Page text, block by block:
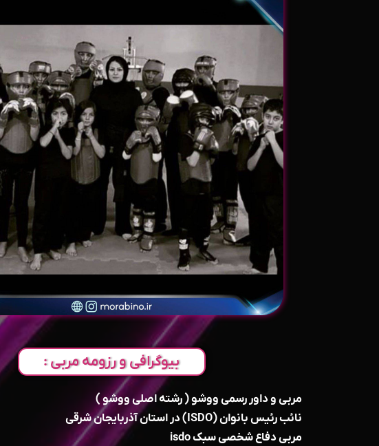
بیوگرافی و رزومه مربی :
مربی و داور رسمی ووشو ( رشته اصلی ووشو )
نائب رئیس بانوان (ISDO) در استان آذربایجان شرقی
مربی دفاع شخصی سبک isdo